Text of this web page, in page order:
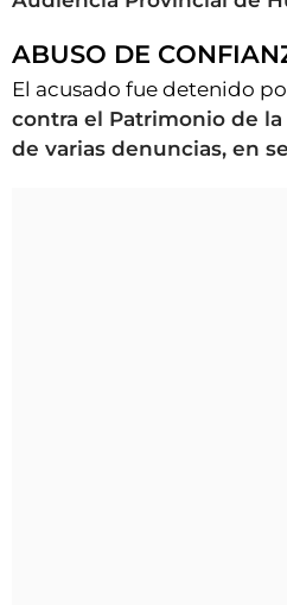
ABUSO DE
El acusado fue detenido
contra el Patrimonio de
de varias denuncias, en